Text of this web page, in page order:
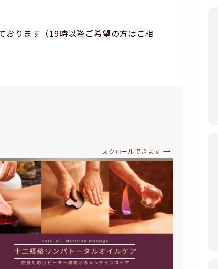
おります（19時以降ご希望の方はご相
スクロールできます